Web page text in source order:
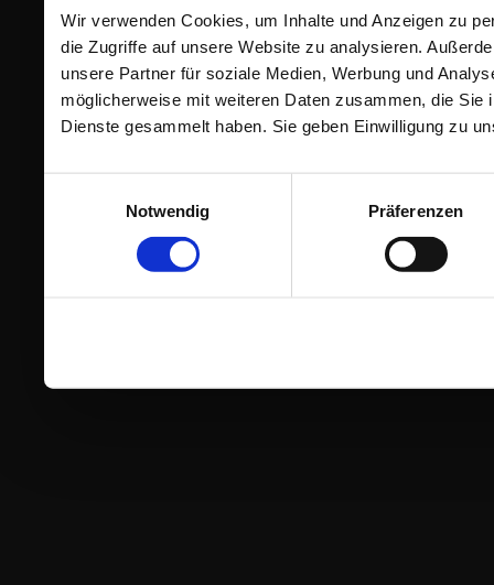
Wir verwenden Cookies, um Inhalte und Anzeigen zu
die Zugriffe auf unsere Website zu analysieren.
unsere Partner für soziale Medien, Werbung und
möglicherweise mit weiteren Daten zusammen, die
Dienste gesammelt haben. Sie geben Einwilligung zu
Notwendig
Präferenzen